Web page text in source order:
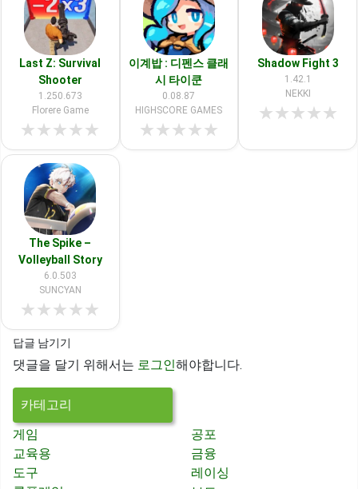
Last Z: Survival
Shooter
1.250.673
Florere Game
★★★★★
이계밥 : 디펜스 클래
시 타이쿤
0.08.87
HIGHSCORE GAMES
★★★★★
Shadow Fight 3
1.42.1
NEKKI
★★★★★
The Spike –
Volleyball Story
6.0.503
SUNCYAN
★★★★★
답글 남기기
댓글을 달기 위해서는 로그인해야합니다.
카테고리
게임
공포
교육용
금융
도구
레이싱